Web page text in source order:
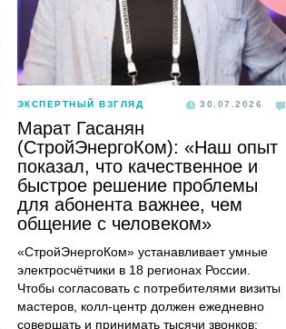
ЭКСПЕРТНЫЙ ВЗГЛЯД 30.07.2026
Марат Гасанян
(СтройЭнергоКом): «Наш опыт
показал, что качественное и
быстрое решение проблемы
для абонента важнее, чем
общение с человеком»
«СтройЭнергоКом» устанавливает умные
электросчётчики в 18 регионах России.
Чтобы согласовать с потребителями визиты
мастеров, колл-центр должен ежедневно
совершать и принимать тысячи звонков: